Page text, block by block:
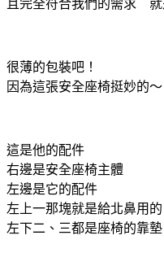
且完全符合我們的需求 就
很薄的包裝吧！
因為這張安全座椅挺妙的～
這是他的配件
右邊是安全座椅主體
左邊是它的配件
左上一那塊就是給北鼻用
左下二、三都是座椅的靠墊